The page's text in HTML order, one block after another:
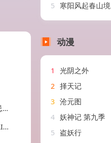
5 寒阳风起春山境
动漫
1
光阴之外
2 择天记
3 沧元图
4 妖神记 第九季
5 盗妖行